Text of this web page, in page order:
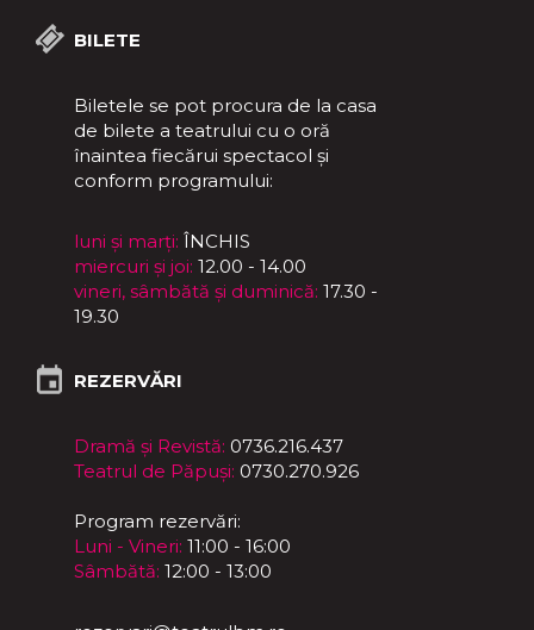
BILETE
Biletele se pot procura de la casa
de bilete a teatrului cu o oră
înaintea fiecărui spectacol și
conform programului:
luni și marți: ÎNCHIS
miercuri și joi: 12.00 - 14.00
vineri, sâmbătă și duminică: 17.30 -
19.30
REZERVĂRI
Dramă și Revistă: 0736.216.437
Teatrul de Păpuși: 0730.270.926
Program rezervări:
Luni - Vineri: 11:00 - 16:00
Sâmbătă: 12:00 - 13:00